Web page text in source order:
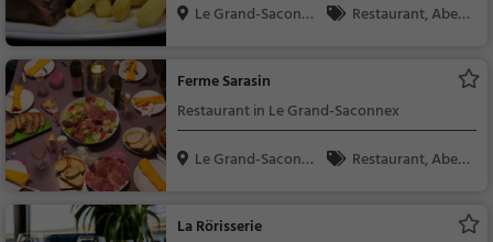
Le Grand-Saconne
Restaurant, Aben
Französisch, Mediterr
an, Europäisch, Steak
House
Ferme Sarasin
Restaurant in Le Grand-Saconnex
Le Grand-Saconne
Restaurant, Aben
La Rörisserie